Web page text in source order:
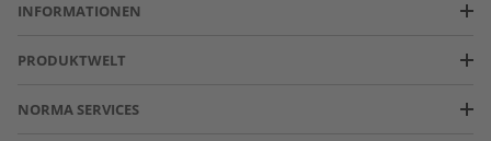
INFORMATIONEN
PRODUKTWELT
NORMA SERVICES